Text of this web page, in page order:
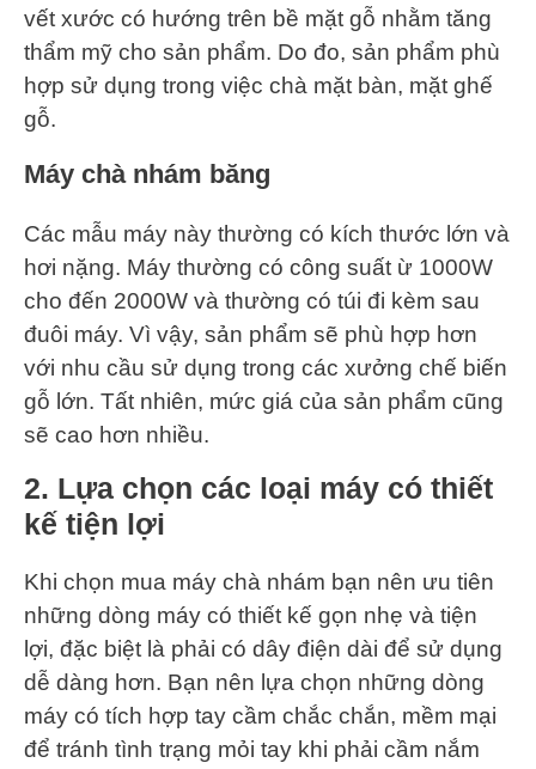
vết xước có hướng trên bề mặt gỗ nhằm tăng
thẩm mỹ cho sản phẩm. Do đo, sản phẩm phù
hợp sử dụng trong việc chà mặt bàn, mặt ghế
gỗ.
Máy chà nhám băng
Các mẫu máy này thường có kích thước lớn và
hơi nặng. Máy thường có công suất ừ 1000W
cho đến 2000W và thường có túi đi kèm sau
đuôi máy. Vì vậy, sản phẩm sẽ phù hợp hơn
với nhu cầu sử dụng trong các xưởng chế biến
gỗ lớn. Tất nhiên, mức giá của sản phẩm cũng
sẽ cao hơn nhiều.
2. Lựa chọn các loại máy có thiết
kế tiện lợi
Khi chọn mua máy chà nhám bạn nên ưu tiên
những dòng máy có thiết kế gọn nhẹ và tiện
lợi, đặc biệt là phải có dây điện dài để sử dụng
dễ dàng hơn. Bạn nên lựa chọn những dòng
máy có tích hợp tay cầm chắc chắn, mềm mại
để tránh tình trạng mỏi tay khi phải cầm nắm